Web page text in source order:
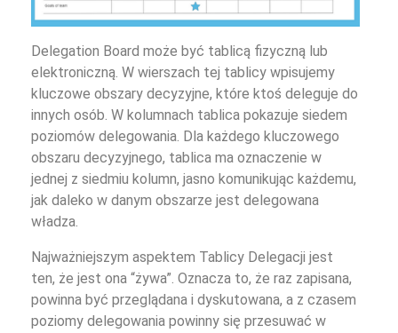
Delegation Board może być tablicą fizyczną lub
elektroniczną. W wierszach tej tablicy wpisujemy
kluczowe obszary decyzyjne, które ktoś deleguje do
innych osób. W kolumnach tablica pokazuje siedem
poziomów delegowania. Dla każdego kluczowego
obszaru decyzyjnego, tablica ma oznaczenie w
jednej z siedmiu kolumn, jasno komunikując każdemu,
jak daleko w danym obszarze jest delegowana
władza.
Najważniejszym aspektem Tablicy Delegacji jest
ten, że jest ona “żywa”. Oznacza to, że raz zapisana,
powinna być przeglądana i dyskutowana, a z czasem
poziomy delegowania powinny się przesuwać w